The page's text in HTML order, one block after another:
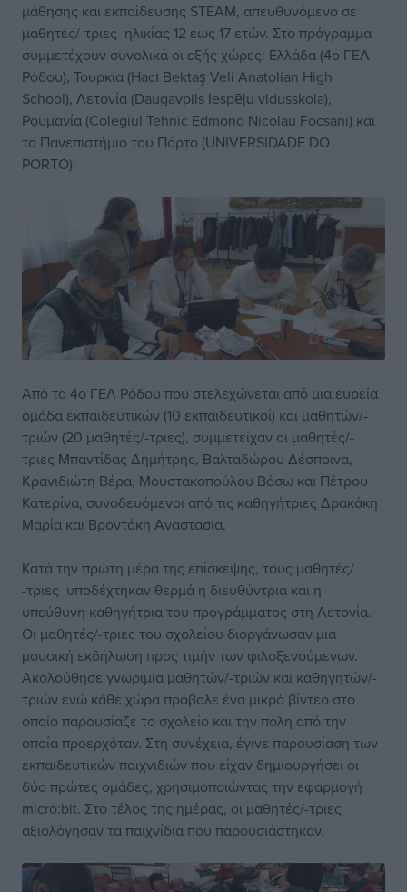
μάθησης και εκπαίδευσης STEAM, απευθυνόμενο σε
μαθητές/-τριες ηλικίας 12 έως 17 ετών. Στο πρόγραμμα
συμμετέχουν συνολικά οι εξής χώρες: Ελλάδα (4ο ΓΕΛ
Ρόδου), Τουρκία (Hacı Bektaş Veli Anatolian High
School), Λετονία (Daugavpils Iespēju vidusskola),
Ρουμανία (Colegiul Tehnic Edmond Nicolau Focsani) και
το Πανεπιστήμιο του Πόρτο (UNIVERSIDADE DO
PORTO).
Από το 4ο ΓΕΛ Ρόδου που στελεχώνεται από μια ευρεία
ομάδα εκπαιδευτικών (10 εκπαιδευτικοί) και μαθητών/-
τριών (20 μαθητές/-τριες), συμμετείχαν οι μαθητές/-
τριες Μπαντίδας Δημήτρης, Βαλταδώρου Δέσποινα,
Κρανιδιώτη Βέρα, Μουστακοπούλου Βάσω και Πέτρου
Κατερίνα, συνοδευόμενοι από τις καθηγήτριες Δρακάκη
Μαρία και Βροντάκη Αναστασία.
Κατά την πρώτη μέρα της επίσκεψης, τους μαθητές/
-τριες υποδέχτηκαν θερμά η διευθύντρια και η
υπεύθυνη καθηγήτρια του προγράμματος στη Λετονία.
Οι μαθητές/-τριες του σχολείου διοργάνωσαν μια
μουσική εκδήλωση προς τιμήν των φιλοξενούμενων.
Ακολούθησε γνωριμία μαθητών/-τριών και καθηγητών/-
τριών ενώ κάθε χώρα πρόβαλε ένα μικρό βίντεο στο
οποίο παρουσίαζε το σχολείο και την πόλη από την
οποία προερχόταν. Στη συνέχεια, έγινε παρουσίαση των
εκπαιδευτικών παιχνιδιών που είχαν δημιουργήσει οι
δύο πρώτες ομάδες, χρησιμοποιώντας την εφαρμογή
micro:bit. Στο τέλος της ημέρας, οι μαθητές/-τριες
αξιολόγησαν τα παιχνίδια που παρουσιάστηκαν.